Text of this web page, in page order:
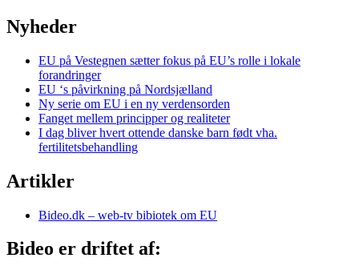
Nyheder
EU på Vestegnen sætter fokus på EU’s rolle i lokale
forandringer
EU ‘s påvirkning på Nordsjælland
Ny serie om EU i en ny verdensorden
Fanget mellem principper og realiteter
I dag bliver hvert ottende danske barn født vha.
fertilitetsbehandling
Artikler
Bideo.dk – web-tv bibiotek om EU
Bideo er driftet af: